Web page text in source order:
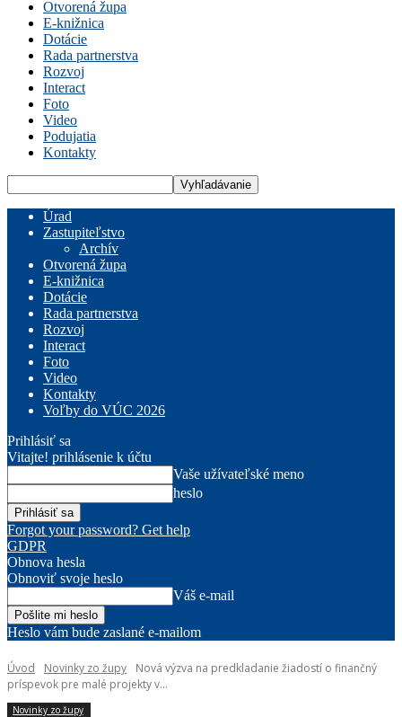
Otvorená župa
E-knižnica
Dotácie
Rada partnerstva
Rozvoj
Interact
Foto
Video
Podujatia
Kontakty
Úrad
Zastupiteľstvo
Archív
Otvorená župa
E-knižnica
Dotácie
Rada partnerstva
Rozvoj
Interact
Foto
Video
Kontakty
Voľby do VÚC 2026
Prihlásiť sa
Vitajte! prihlásenie k účtu
Vaše užívateľské meno
heslo
Forgot your password? Get help
GDPR
Obnova hesla
Obnoviť svoje heslo
Váš e-mail
Heslo vám bude zaslané e-mailom
Úvod Novinky zo župy
Nová výzva na predkladanie žiadostí o finančný
príspevok pre malé projekty v...
Novinky zo župy